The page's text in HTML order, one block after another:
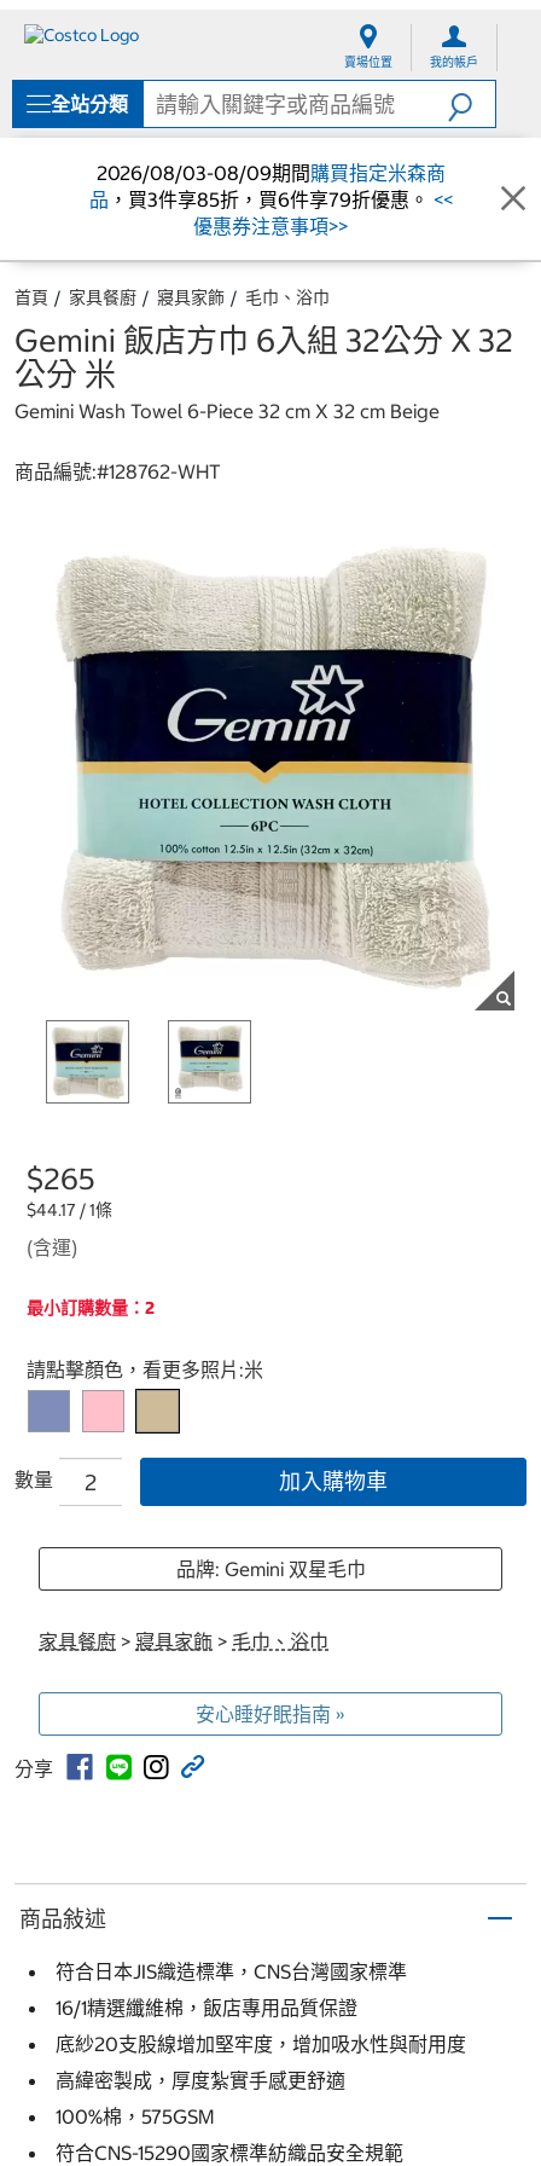
單
賣場位置 我的帳戶
全站分類
2026/08/03-08/09期間購買指定米森商
品 ，買3件享85折，買6件享79折優惠。 <<
優惠券注意事項>>
首頁 家具餐廚 寢具家飾 毛巾、浴巾
Gemini 飯店方巾 6入組 32公分 X 32
公分 米
Gemini Wash Towel 6-Piece 32 cm X 32 cm Beige
商品編號:#128762-WHT
$265
$44.17 / 1條
(含運)
最小訂購數量：2
Select product
請點擊顏色，看更多照片:米
數量 加入購物車
品牌: Gemini 双星毛巾
家具餐廚 > 寢具家飾 > 毛巾、浴巾
安心睡好眠指南 »
分享
商品敍述
符合日本JIS織造標準，CNS台灣國家標準
16/1精選纖維棉，飯店專用品質保證
底紗20支股線增加堅牢度，增加吸水性與耐用度
高緯密製成，厚度紮實手感更舒適
100%棉，575GSM
符合CNS-15290國家標準紡織品安全規範